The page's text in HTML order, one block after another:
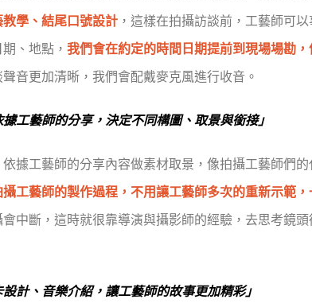
學、結尾口號設計 ，這樣在拍攝訪談前，工藝師可
、地點， 我們會在約定的時間日期提前到現場場勘
音更加清晰，我們會配戴麥克風進行收音。
據工藝師的分享，決定不同構圖、取景與銜接」
據工藝師的分享內容做素材取景，像拍攝工藝師們
攝工藝師的製作過程，不用讓工藝師多次的重新示範
中斷，這時就很靠導演與攝影師的經驗，去思考鏡
設計、音樂介紹，讓工藝師的故事更加精彩」